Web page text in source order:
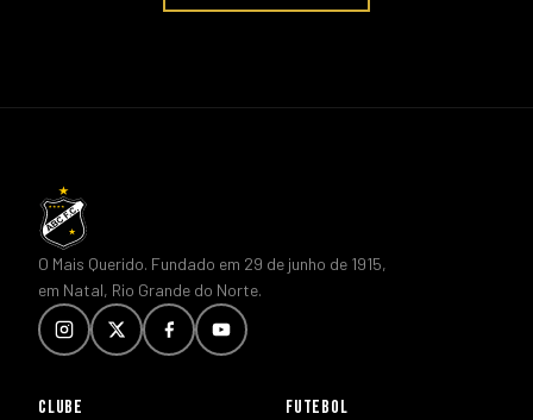
O Mais Querido. Fundado em 29 de junho de 1915,
em Natal, Rio Grande do Norte.
CLUBE FUTEBOL